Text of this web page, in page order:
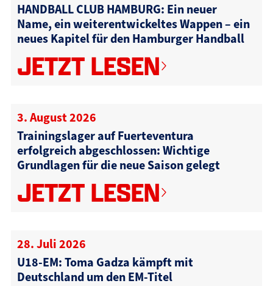
HANDBALL CLUB HAMBURG: Ein neuer
Name, ein weiterentwickeltes Wappen – ein
neues Kapitel für den Hamburger Handball
JETZT LESEN
3. August 2026
Trainingslager auf Fuerteventura
erfolgreich abgeschlossen: Wichtige
Grundlagen für die neue Saison gelegt
JETZT LESEN
28. Juli 2026
U18-EM: Toma Gadza kämpft mit
Deutschland um den EM-Titel